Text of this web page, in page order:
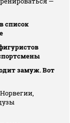
список
замуж. Вот